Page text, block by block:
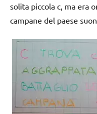
solita piccola c, ma era
campane del paese